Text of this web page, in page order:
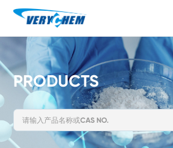
PRODUCTS